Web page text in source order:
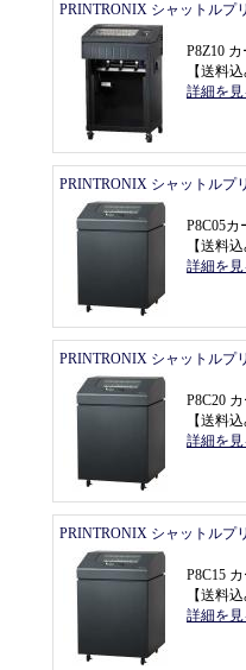
PRINTRONIX シャットルプ
P8Z10
【送料
詳細を
PRINTRONIX シャットルプ
P8C05
【送料
詳細を
PRINTRONIX シャットルプ
P8C20
【送料
詳細を
PRINTRONIX シャットルプ
P8C15
【送料
詳細を